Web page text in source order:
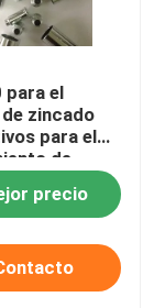
de aleaciones
para el
zincado
para el
de
precio